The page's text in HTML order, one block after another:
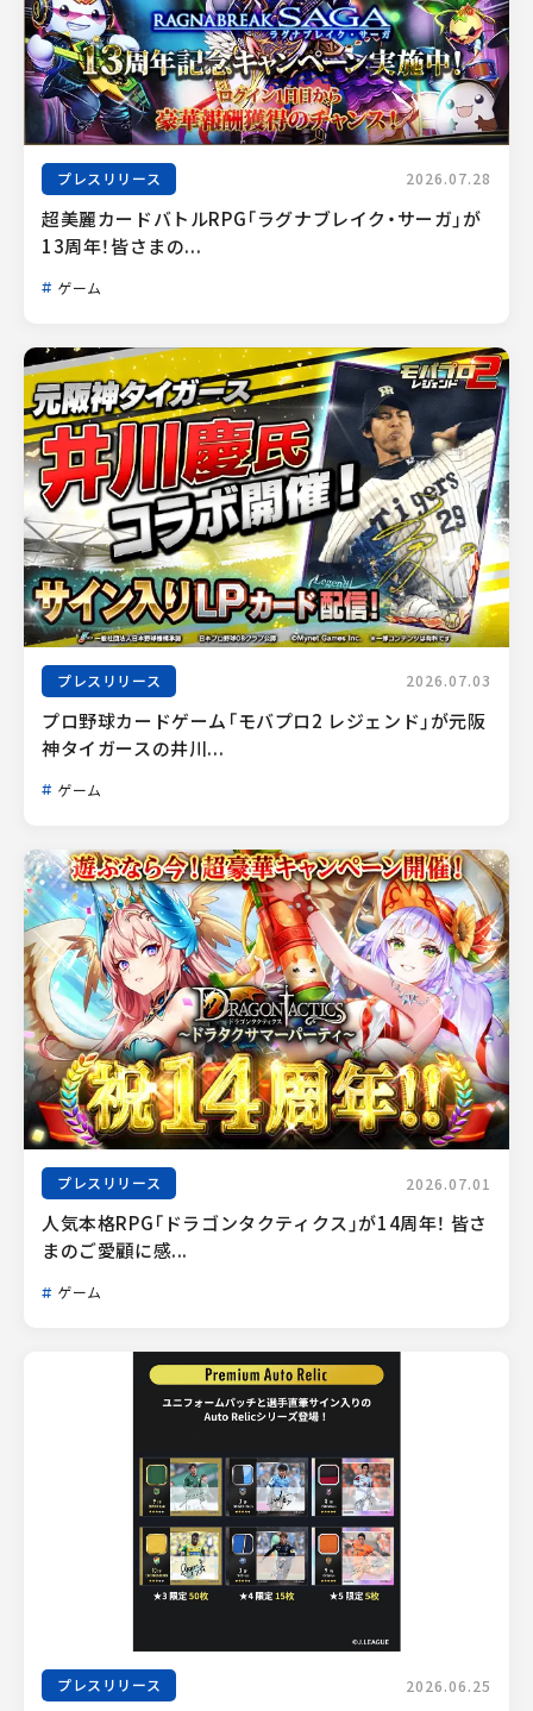
プレスリリース 2026.07.28
超美麗カードバトルRPG「ラグナブレイク・サーガ」が
13周年！皆さまの...
ゲーム
プレスリリース 2026.07.03
プロ野球カードゲーム「モバプロ2 レジェンド」が元阪
神タイガースの井川...
ゲーム
プレスリリース 2026.07.01
人気本格RPG「ドラゴンタクティクス」が14周年！ 皆さ
まのご愛顧に感...
ゲーム
プレスリリース 2026.06.25